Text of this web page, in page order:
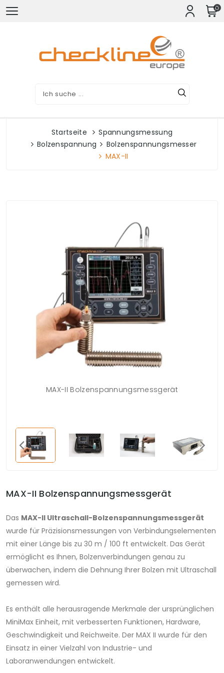
0
Startseite
Spannungsmessung
Bolzenspannung
Bolzenspannungsmesser
MAX-II
MAX-II Bolzenspannungsmessgerät
MAX-II Bolzenspannungsmessgerät
Das MAX-II Ultraschall-Bolzenspannungsmessgerät
wurde für Präzisionsmessungen von Verbindungselementen
mit einer Länge bis zu 30 m / 100 ft entwickelt. Das Gerät
ermöglicht es Ihnen, Bolzenverbindungen genau zu
überwachen, indem die Dehnung Ihrer Bolzen mit Ultraschall
gemessen wird.
Es enthält alle herausragende Merkmale der ursprünglichen
MiniMax Einheit, mit verbesserten Funktionen, Hardware,
Geschwindigkeit und Reichweite. Der MAX II wurde für den
Einsatz in einer Vielzahl von Industrie- und
Laboranwendungen entwickelt.